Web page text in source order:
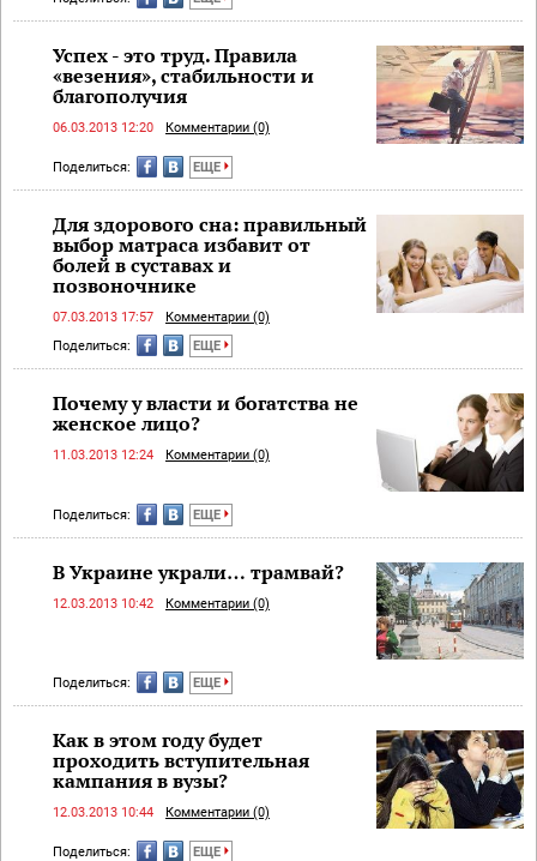
Успех - это труд. Правила
«везения», стабильности и
благополучия
06.03.2013 12:20 Комментарии (0)
Поделиться: ЕЩЕ
Для здорового сна: правильный
выбор матраса избавит от
болей в суставах и
позвоночнике
07.03.2013 17:57
Комментарии (0)
Поделиться:
ЕЩЕ
Почему у власти и богатства не
женское лицо?
11.03.2013 12:24 Комментарии (0)
Поделиться: ЕЩЕ
В Украине украли… трамвай?
12.03.2013 10:42 Комментарии (0)
Поделиться: ЕЩЕ
Как в этом году будет
проходить вступительная
кампания в вузы?
12.03.2013 10:44 Комментарии (0)
Поделиться: ЕЩЕ